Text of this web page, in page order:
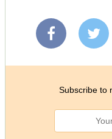
Subscribe to